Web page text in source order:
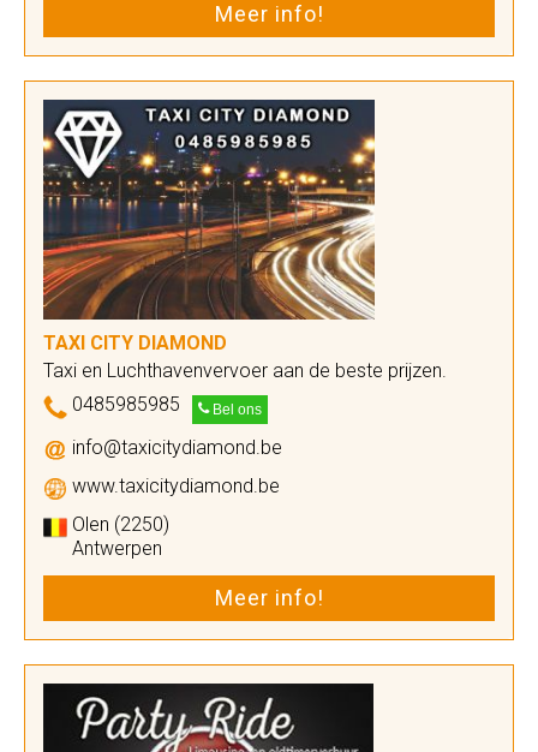
Meer info!
TAXI CITY DIAMOND
Taxi en Luchthavenvervoer aan de beste prijzen.
0485985985
Bel ons
info@taxicitydiamond.be
www.taxicitydiamond.be
Olen (2250)
Antwerpen
Meer info!